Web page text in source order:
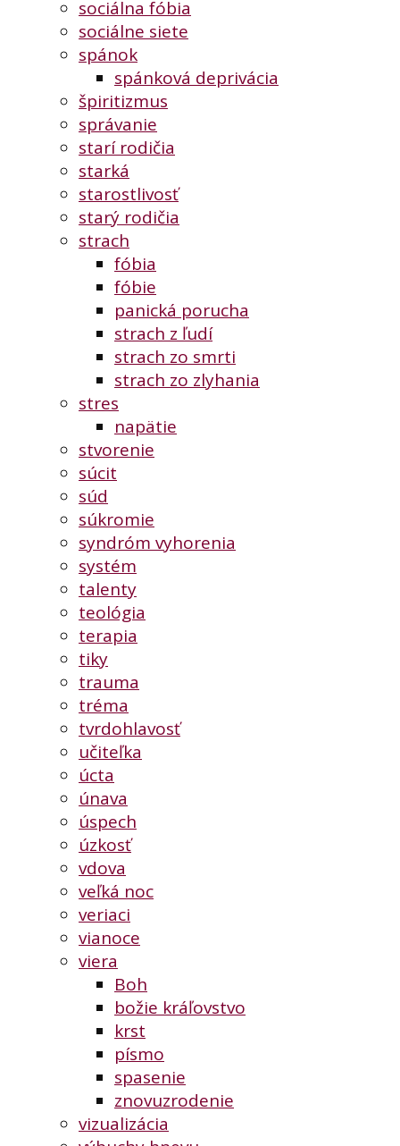
sociálna fóbia
sociálne siete
spánok
spánková deprivácia
špiritizmus
správanie
starí rodičia
starká
starostlivosť
starý rodičia
strach
fóbia
fóbie
panická porucha
strach z ľudí
strach zo smrti
strach zo zlyhania
stres
napätie
stvorenie
súcit
súd
súkromie
syndróm vyhorenia
systém
talenty
teológia
terapia
tiky
trauma
tréma
tvrdohlavosť
učiteľka
úcta
únava
úspech
úzkosť
vdova
veľká noc
veriaci
vianoce
viera
Boh
božie kráľovstvo
krst
písmo
spasenie
znovuzrodenie
vizualizácia